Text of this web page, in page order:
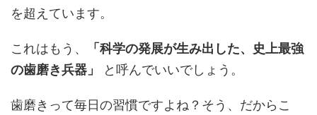
を超えています。
これはもう、
「科学の発展が生み出した、史上最強
の歯磨き兵器」
と呼んでいいでしょう。
歯磨きって毎日の習慣ですよね？そう、だからこ